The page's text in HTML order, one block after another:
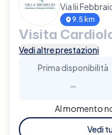
Via Iii
9.5 km
Visita
Vedi altre prestazioni
Prima disponibilità
-
Al momento
Vedi